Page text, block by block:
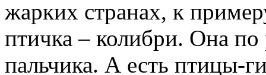
жарких странах, к
птичка – колибри. Она по
пальчика. А есть птицы-